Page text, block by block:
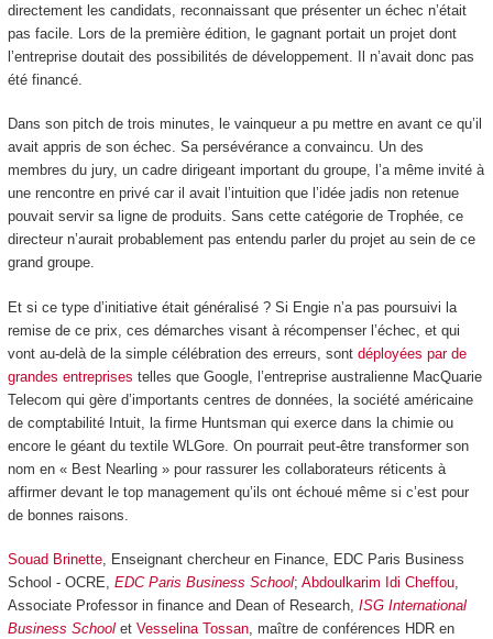
directement les candidats, reconnaissant que présenter un échec n’était
pas facile. Lors de la première édition, le gagnant portait un projet dont
l’entreprise doutait des possibilités de développement. Il n’avait donc pas
été financé.
Dans son pitch de trois minutes, le vainqueur a pu mettre en avant ce qu’il
avait appris de son échec. Sa persévérance a convaincu. Un des
membres du jury, un cadre dirigeant important du groupe, l’a même invité à
une rencontre en privé car il avait l’intuition que l’idée jadis non retenue
pouvait servir sa ligne de produits. Sans cette catégorie de Trophée, ce
directeur n’aurait probablement pas entendu parler du projet au sein de ce
grand groupe.
Et si ce type d’initiative était généralisé ? Si Engie n’a pas poursuivi la
remise de ce prix, ces démarches visant à récompenser l’échec, et qui
vont au-delà de la simple célébration des erreurs, sont déployées par de
grandes entreprises telles que Google, l’entreprise australienne MacQuarie
Telecom qui gère d’importants centres de données, la société américaine
de comptabilité Intuit, la firme Huntsman qui exerce dans la chimie ou
encore le géant du textile WLGore. On pourrait peut-être transformer son
nom en « Best Nearling » pour rassurer les collaborateurs réticents à
affirmer devant le top management qu’ils ont échoué même si c’est pour
de bonnes raisons.
Souad Brinette, Enseignant chercheur en Finance, EDC Paris Business
School - OCRE, EDC Paris Business School; Abdoulkarim Idi Cheffou,
Associate Professor in finance and Dean of Research, ISG International
Business Schoolet Vesselina Tossan, maître de conférences HDR en